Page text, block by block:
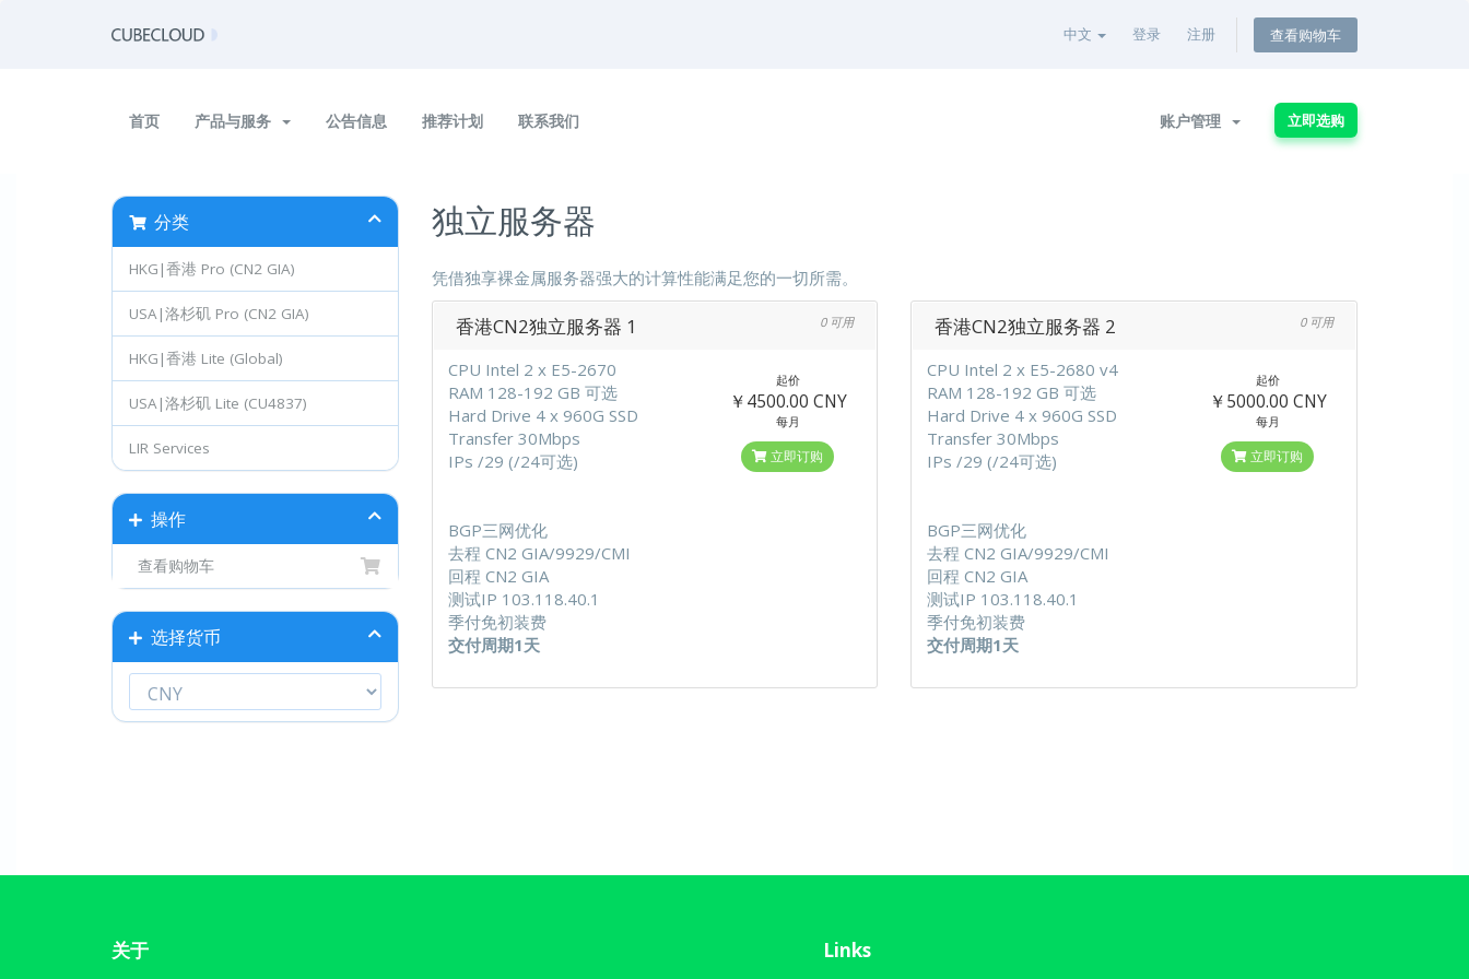
中文 登录 注册 查看购物车
首页 产品与服务 公告信息 推荐计划 联系我们 账户管理 立即选购
分类
HKG|香港 Pro (CN2 GIA)
USA|洛杉矶 Pro (CN2 GIA)
HKG|香港 Lite (Global)
USA|洛杉矶 Lite (CU4837)
LIR Services
操作
查看购物车
选择货币
独立服务器
凭借独享裸金属服务器强大的计算性能满足您的一切所需。
香港CN2独立服务器 1 0 可用
CPU Intel 2 x E5-2670
RAM 128-192 GB 可选
Hard Drive 4 x 960G SSD
Transfer 30Mbps
IPs /29 (/24可选)
BGP三网优化
去程 CN2 GIA/9929/CMI
回程 CN2 GIA
测试IP 103.118.40.1
季付免初装费
交付周期1天
起价
￥4500.00 CNY
每月
立即订购
香港CN2独立服务器 2 0 可用
CPU Intel 2 x E5-2680 v4
RAM 128-192 GB 可选
Hard Drive 4 x 960G SSD
Transfer 30Mbps
IPs /29 (/24可选)
BGP三网优化
去程 CN2 GIA/9929/CMI
回程 CN2 GIA
测试IP 103.118.40.1
季付免初装费
交付周期1天
起价
￥5000.00 CNY
每月
立即订购
关于 Links